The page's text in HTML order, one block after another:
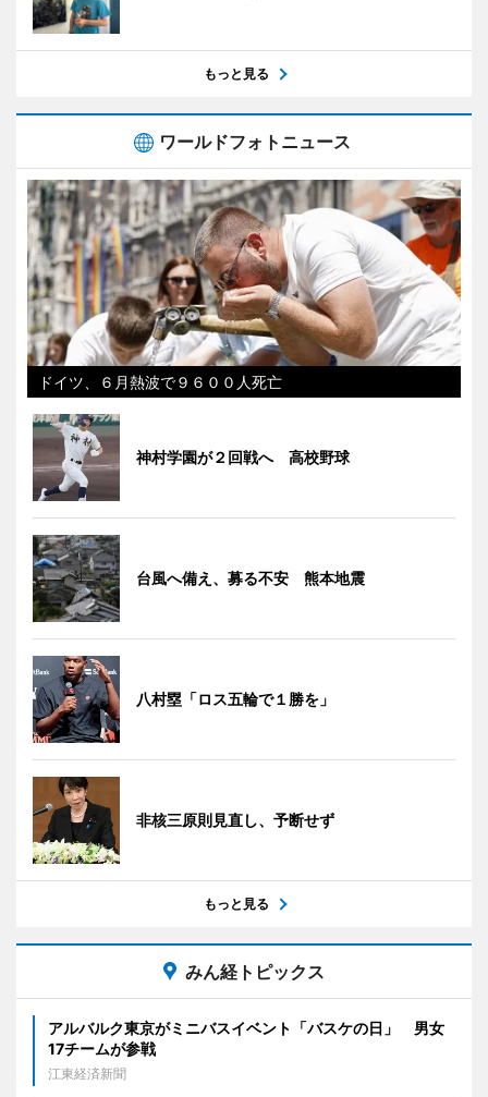
もっと見る
ワールドフォトニュース
ドイツ、６月熱波で９６００人死亡
神村学園が２回戦へ 高校野球
台風へ備え、募る不安 熊本地震
八村塁「ロス五輪で１勝を」
非核三原則見直し、予断せず
もっと見る
みん経トピックス
アルバルク東京がミニバスイベント「バスケの日」 男女
17チームが参戦
江東経済新聞